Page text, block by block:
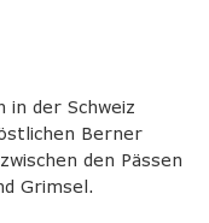
in der Schweiz
Berner
den Pässen
Grimsel.